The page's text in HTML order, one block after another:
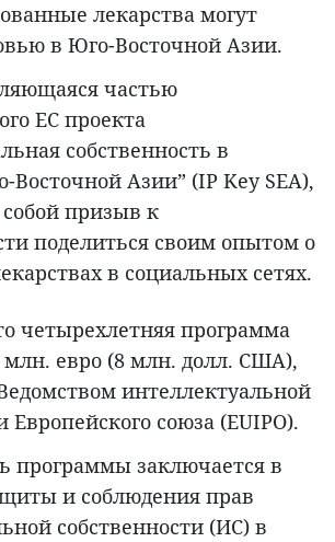
лекарства могут
в Юго-Восточной Азии.
частью
ЕС проекта
собственность в
Азии” (IP Key SEA),
призыв к
поделиться своим опытом о
в социальных сетях.
четырехлетняя программа
млн. евро (8 млн. долл. США),
интеллектуальной
Европейского союза (EUIPO).
программы заключается в
и соблюдения прав
собственности (ИС) в